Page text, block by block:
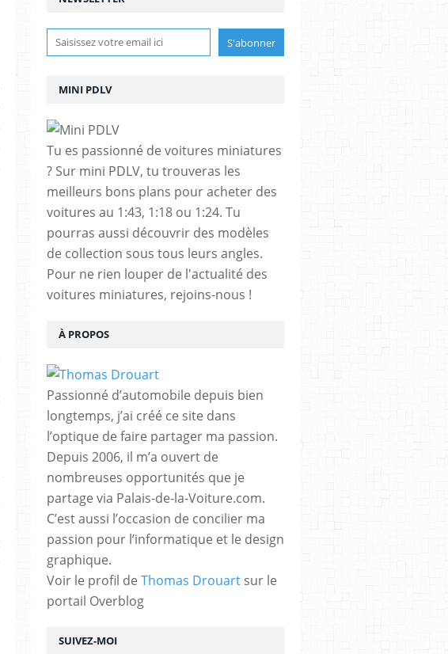
SUIVEZ-MOI
MINI PDLV
Tu es passionné de voitures miniatures
? Sur mini PDLV, tu trouveras les
meilleurs bons plans pour acheter des
voitures au 1:43, 1:18 ou 1:24. Tu
pourras aussi découvrir des modèles
de collection sous tous leurs angles.
Pour ne rien louper de l'actualité des
voitures miniatures, rejoins-nous !
À PROPOS
Passionné d’automobile depuis bien
longtemps, j’ai créé ce site dans
l’optique de faire partager ma passion.
Depuis 2006, il m’a ouvert de
nombreuses opportunités que je
partage via Palais-de-la-Voiture.com.
C’est aussi l’occasion de concilier ma
passion pour l’informatique et le design
graphique.
Voir le profil de Thomas Drouart sur le
portail Overblog